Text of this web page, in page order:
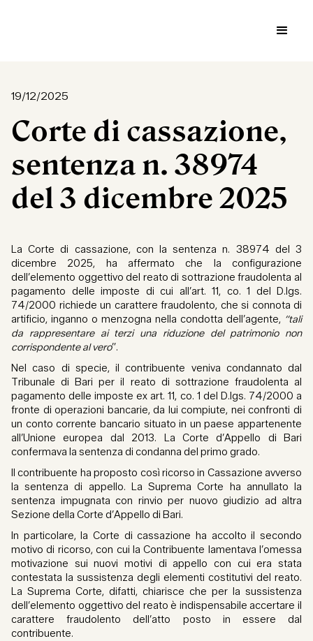
19/12/2025
Corte di cassazione,
sentenza n. 38974
del 3 dicembre 2025
La Corte di cassazione, con la sentenza n. 38974 del 3
dicembre 2025, ha affermato che la configurazione
dell’elemento oggettivo del reato di sottrazione fraudolenta al
pagamento delle imposte di cui all’art. 11, co. 1 del D.lgs.
74/2000 richiede un carattere fraudolento, che si connota di
artificio, inganno o menzogna nella condotta dell’agente, “tali
da rappresentare ai terzi una riduzione del patrimonio non
corrispondente al vero”.
Nel caso di specie, il contribuente veniva condannato dal
Tribunale di Bari per il reato di sottrazione fraudolenta al
pagamento delle imposte ex art. 11, co. 1 del D.lgs. 74/2000 a
fronte di operazioni bancarie, da lui compiute, nei confronti di
un conto corrente bancario situato in un paese appartenente
all’Unione europea dal 2013. La Corte d’Appello di Bari
confermava la sentenza di condanna del primo grado.
Il contribuente ha proposto così ricorso in Cassazione avverso
la sentenza di appello. La Suprema Corte ha annullato la
sentenza impugnata con rinvio per nuovo giudizio ad altra
Sezione della Corte d’Appello di Bari.
In particolare, la Corte di cassazione ha accolto il secondo
motivo di ricorso, con cui la Contribuente lamentava l’omessa
motivazione sui nuovi motivi di appello con cui era stata
contestata la sussistenza degli elementi costitutivi del reato.
La Suprema Corte, difatti, chiarisce che per la sussistenza
dell’elemento oggettivo del reato è indispensabile accertare il
carattere fraudolento dell’atto posto in essere dal
contribuente.